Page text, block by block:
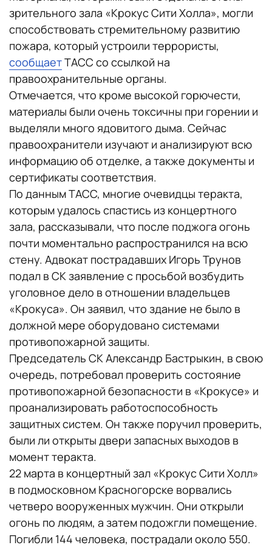
зрительного зала «Крокус Сити Холла», могли
способствовать стремительному развитию
пожара, который устроили террористы,
сообщаетТАСС со ссылкой на
правоохранительные органы.
Отмечается, что кроме высокой горючести,
материалы были очень токсичны при горении и
выделяли много ядовитого дыма. Сейчас
правоохранители изучают и анализируют всю
информацию об отделке, а также документы и
сертификаты соответствия.
По данным ТАСС, многие очевидцы теракта,
которым удалось спастись из концертного
зала, рассказывали, что после поджога огонь
почти моментально распространился на всю
стену. Адвокат пострадавших Игорь Трунов
подал в СК заявление с просьбой возбудить
уголовное дело в отношении владельцев
«Крокуса». Он заявил, что здание не было в
должной мере оборудовано системами
противопожарной защиты.
Председатель СК Александр Бастрыкин, в свою
очередь, потребовал проверить состояние
противопожарной безопасности в «Крокусе» и
проанализировать работоспособность
защитных систем. Он также поручил проверить,
были ли открыты двери запасных выходов в
момент теракта.
22 марта в концертный зал «Крокус Сити Холл»
в подмосковном Красногорске ворвались
четверо вооруженных мужчин. Они открыли
огонь по людям, а затем подожгли помещение.
Погибли 144 человека, пострадали около 550.